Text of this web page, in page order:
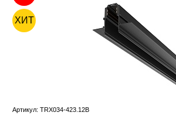
ХИТ
Артикул: TRX034-423.12B